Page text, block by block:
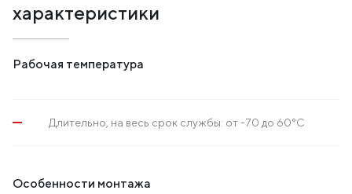
характеристики
Рабочая температура
Длительно, на весь срок службы: от -70 до 60°С
Особенности монтажа